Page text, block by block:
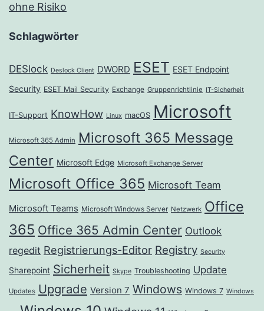
ohne Risiko
Schlagwörter
DESlock Deslock Client DWORD ESET ESET Endpoint
Security ESET Mail Security Exchange Gruppenrichtlinie IT-Sicherheit
IT-Support KnowHow Linux macOS Microsoft
Microsoft 365 Admin Microsoft 365 Message
Center Microsoft Edge Microsoft Exchange Server
Microsoft Office 365 Microsoft Team
Microsoft Teams Microsoft Windows Server Netzwerk Office
365 Office 365 Admin Center Outlook
regedit Registrierungs-Editor Registry Security
Sharepoint Sicherheit Skype Troubleshooting Update
Updates Upgrade Version 7 Windows Windows 7 Windows